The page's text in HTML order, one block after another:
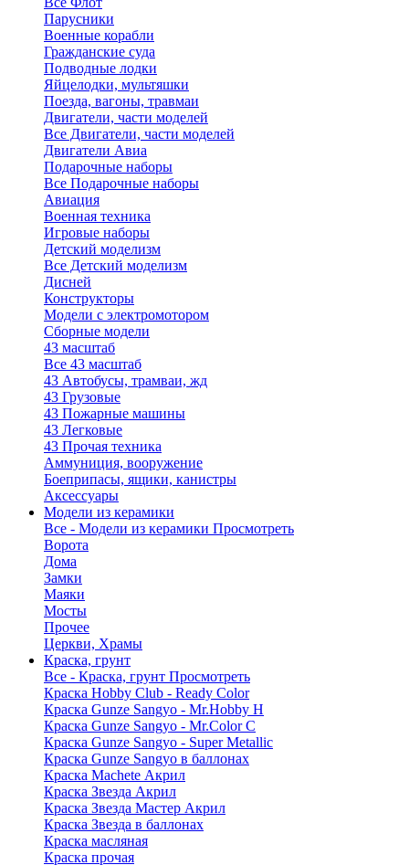
Парусники
Военные корабли
Гражданские суда
Подводные лодки
Яйцелодки, мультяшки
Поезда, вагоны, травмаи
Двигатели, части моделей
Все Двигатели, части моделей
Двигатели Авиа
Подарочные наборы
Все Подарочные наборы
Авиация
Военная техника
Игровые наборы
Детский моделизм
Все Детский моделизм
Дисней
Конструкторы
Модели с электромотором
Сборные модели
43 масштаб
Все 43 масштаб
43 Автобусы, трамваи, жд
43 Грузовые
43 Пожарные машины
43 Легковые
43 Прочая техника
Аммуниция, вооружение
Боеприпасы, ящики, канистры
Аксессуары
Модели из керамики
Все - Модели из керамики Просмотреть
Ворота
Дома
Замки
Маяки
Мосты
Прочее
Церкви, Храмы
Краска, грунт
Все - Краска, грунт Просмотреть
Краска Hobby Club - Ready Color
Краска Gunze Sangyo - Mr.Hobby H
Краска Gunze Sangyo - Mr.Color C
Краска Gunze Sangyo - Super Metallic
Краска Gunze Sangyo в баллонах
Краска Machete Акрил
Краска Звезда Акрил
Краска Звезда Мастер Акрил
Краска Звезда в баллонах
Краска масляная
Краска прочая